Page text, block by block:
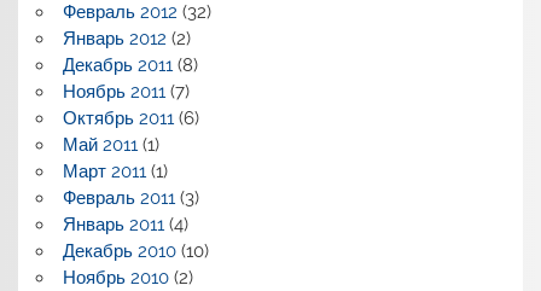
Февраль 2012 (32)
Январь 2012 (2)
Декабрь 2011 (8)
Ноябрь 2011 (7)
Октябрь 2011 (6)
Май 2011 (1)
Март 2011 (1)
Февраль 2011 (3)
Январь 2011 (4)
Декабрь 2010(10)
Ноябрь 2010(2)